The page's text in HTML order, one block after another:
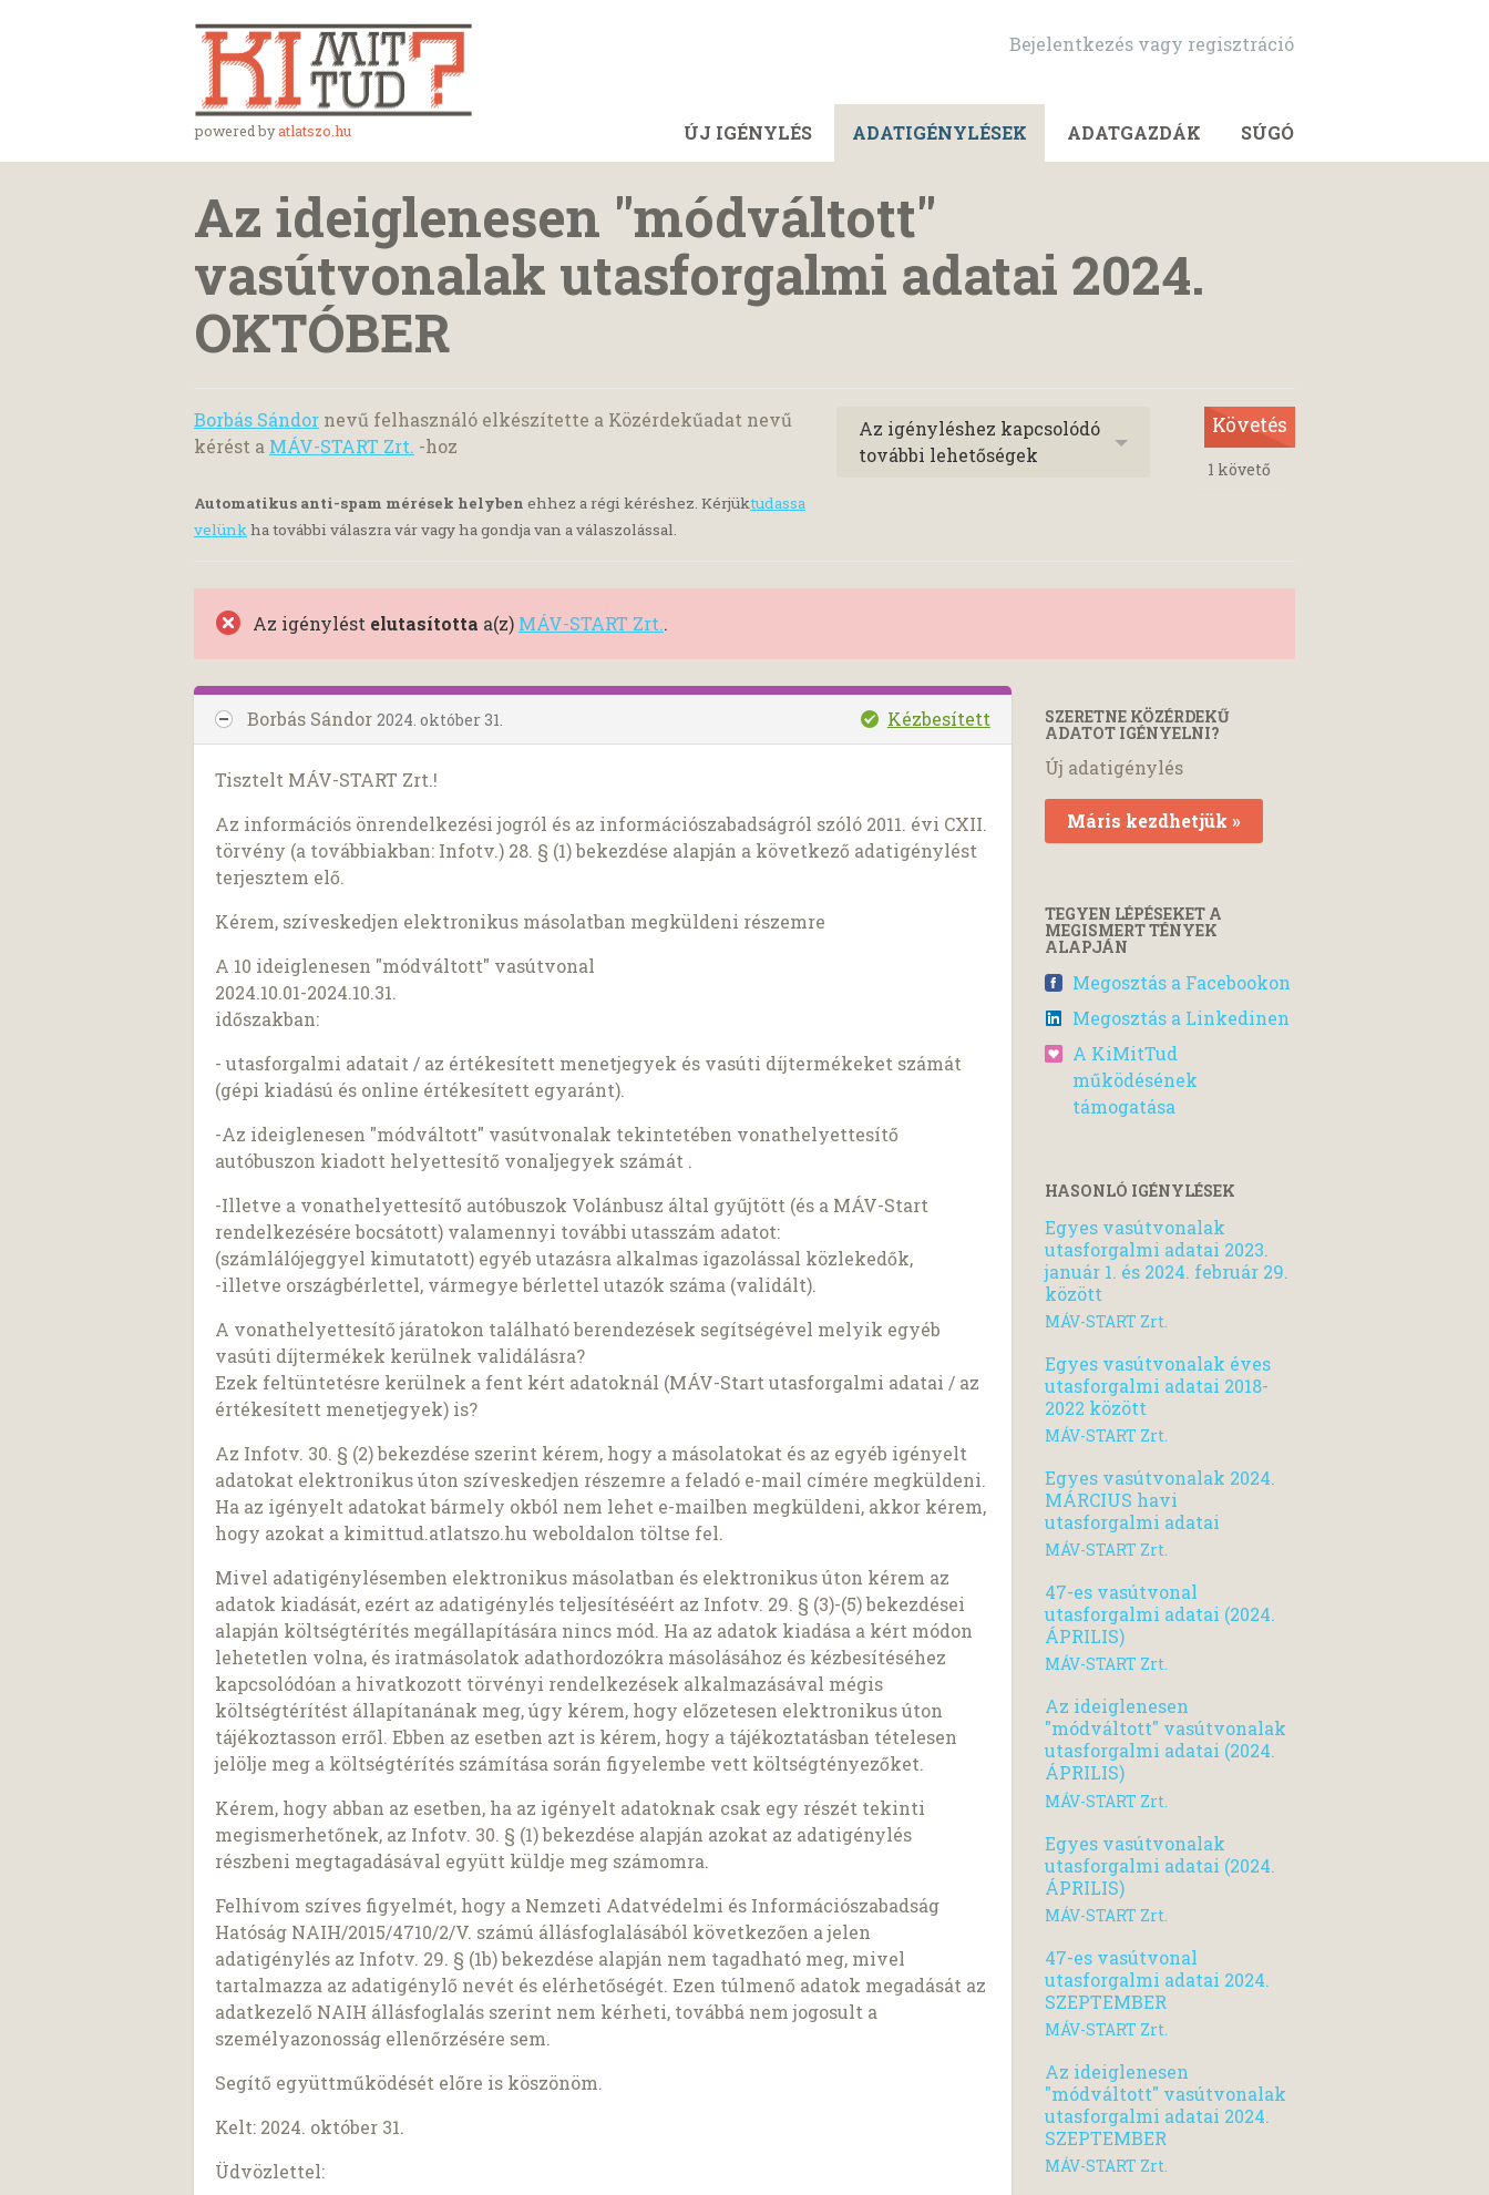
powered byatlatszo.hu
Bejelentkezés vagy regisztráció
ÚJ IGÉNYLÉS ADATIGÉNYLÉSEK ADATGAZDÁK SÚGÓ
Az ideiglenesen "módváltott"
vasútvonalak utasforgalmi adatai 2024.
OKTÓBER
Borbás Sándor nevű felhasználó elkészítette a Közérdekűadat nevű
kérést a MÁV-START Zrt. -hoz
Automatikus anti-spam mérések helyben ehhez a régi kéréshez. Kérjüktudassa
velünkha további válaszra vár vagy ha gondja van a válaszolással.
Az igényléshez kapcsolódó
további lehetőségek
Követés
1 követő
Az igénylést elutasította a(z) MÁV-START Zrt..
Borbás Sándor 2024. október 31. Kézbesített
Tisztelt MÁV-START Zrt.!
Az információs önrendelkezési jogról és az információszabadságról szóló 2011. évi CXII.
törvény (a továbbiakban: Infotv.) 28. § (1) bekezdése alapján a következő adatigénylést
terjesztem elő.
Kérem, szíveskedjen elektronikus másolatban megküldeni részemre
A 10 ideiglenesen "módváltott" vasútvonal
2024.10.01-2024.10.31.
időszakban:
- utasforgalmi adatait / az értékesített menetjegyek és vasúti díjtermékeket számát
(gépi kiadású és online értékesített egyaránt).
-Az ideiglenesen "módváltott" vasútvonalak tekintetében vonathelyettesítő
autóbuszon kiadott helyettesítő vonaljegyek számát .
-Illetve a vonathelyettesítő autóbuszok Volánbusz által gyűjtött (és a MÁV-Start
rendelkezésére bocsátott) valamennyi további utasszám adatot:
(számlálójeggyel kimutatott) egyéb utazásra alkalmas igazolással közlekedők,
-illetve országbérlettel, vármegye bérlettel utazók száma (validált).
A vonathelyettesítő járatokon található berendezések segítségével melyik egyéb
vasúti díjtermékek kerülnek validálásra?
Ezek feltüntetésre kerülnek a fent kért adatoknál (MÁV-Start utasforgalmi adatai / az
értékesített menetjegyek) is?
Az Infotv. 30. § (2) bekezdése szerint kérem, hogy a másolatokat és az egyéb igényelt
adatokat elektronikus úton szíveskedjen részemre a feladó e-mail címére megküldeni.
Ha az igényelt adatokat bármely okból nem lehet e-mailben megküldeni, akkor kérem,
hogy azokat a kimittud.atlatszo.hu weboldalon töltse fel.
Mivel adatigénylésemben elektronikus másolatban és elektronikus úton kérem az
adatok kiadását, ezért az adatigénylés teljesítéséért az Infotv. 29. § (3)-(5) bekezdései
alapján költségtérítés megállapítására nincs mód. Ha az adatok kiadása a kért módon
lehetetlen volna, és iratmásolatok adathordozókra másolásához és kézbesítéséhez
kapcsolódóan a hivatkozott törvényi rendelkezések alkalmazásával mégis
költségtérítést állapítanának meg, úgy kérem, hogy előzetesen elektronikus úton
tájékoztasson erről. Ebben az esetben azt is kérem, hogy a tájékoztatásban tételesen
jelölje meg a költségtérítés számítása során figyelembe vett költségtényezőket.
Kérem, hogy abban az esetben, ha az igényelt adatoknak csak egy részét tekinti
megismerhetőnek, az Infotv. 30. § (1) bekezdése alapján azokat az adatigénylés
részbeni megtagadásával együtt küldje meg számomra.
Felhívom szíves figyelmét, hogy a Nemzeti Adatvédelmi és Információszabadság
Hatóság NAIH/2015/4710/2/V. számú állásfoglalásából következően a jelen
adatigénylés az Infotv. 29. § (1b) bekezdése alapján nem tagadható meg, mivel
tartalmazza az adatigénylő nevét és elérhetőségét. Ezen túlmenő adatok megadását az
adatkezelő NAIH állásfoglalás szerint nem kérheti, továbbá nem jogosult a
személyazonosság ellenőrzésére sem.
Segítő együttműködését előre is köszönöm.
Kelt: 2024. október 31.
Üdvözlettel:
SZERETNE KÖZÉRDEKŰ
ADATOT IGÉNYELNI?
Új adatigénylés
Máris kezdhetjük »
TEGYEN LÉPÉSEKET A
MEGISMERT TÉNYEK
ALAPJÁN
Megosztás a Facebookon
Megosztás a Linkedinen
A KiMitTud
működésének
támogatása
HASONLÓ IGÉNYLÉSEK
Egyes vasútvonalak
utasforgalmi adatai 2023.
január 1. és 2024. február 29.
között
MÁV-START Zrt.
Egyes vasútvonalak éves
utasforgalmi adatai 2018-
2022 között
MÁV-START Zrt.
Egyes vasútvonalak 2024.
MÁRCIUS havi
utasforgalmi adatai
MÁV-START Zrt.
47-es vasútvonal
utasforgalmi adatai (2024.
ÁPRILIS)
MÁV-START Zrt.
Az ideiglenesen
"módváltott" vasútvonalak
utasforgalmi adatai (2024.
ÁPRILIS)
MÁV-START Zrt.
Egyes vasútvonalak
utasforgalmi adatai (2024.
ÁPRILIS)
MÁV-START Zrt.
47-es vasútvonal
utasforgalmi adatai 2024.
SZEPTEMBER
MÁV-START Zrt.
Az ideiglenesen
"módváltott" vasútvonalak
utasforgalmi adatai 2024.
SZEPTEMBER
MÁV-START Zrt.